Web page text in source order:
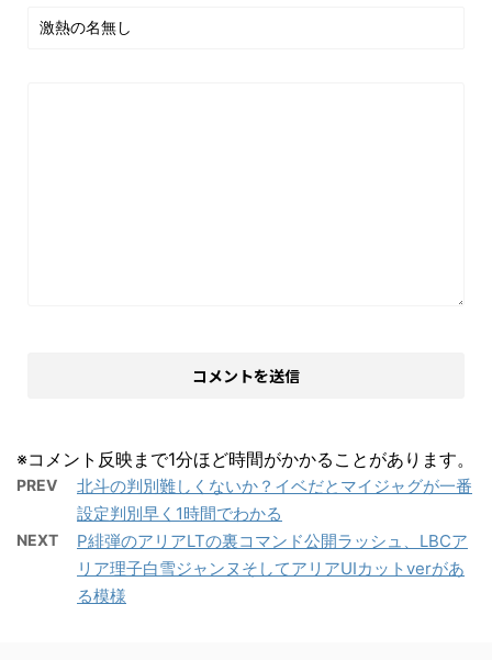
※コメント反映まで1分ほど時間がかかることがあります。
PREV
北斗の判別難しくないか？イベだとマイジャグが一番
設定判別早く1時間でわかる
NEXT
P緋弾のアリアLTの裏コマンド公開ラッシュ、LBCア
リア理子白雪ジャンヌそしてアリアUIカットverがあ
る模様